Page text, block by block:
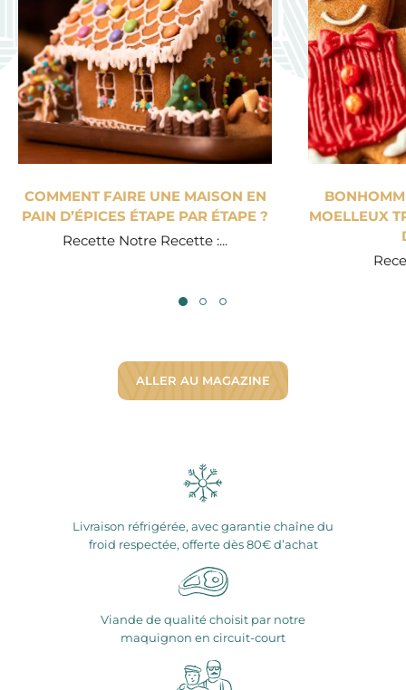
COMMENT FAIRE UNE MAISON EN
PAIN D’ÉPICES ÉTAPE PAR ÉTAPE ?
Recette Notre Recette :...
MOELLEUX
ALLER AU MAGAZINE
Livraison réfrigérée, avec garantie chaîne du
froid respectée, offerte dès 80€ d’achat
Viande de qualité choisit par notre
maquignon en circuit-court